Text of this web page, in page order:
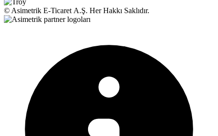
© Asimetrik E‑Ticaret A.Ş. Her Hakkı Saklıdır.